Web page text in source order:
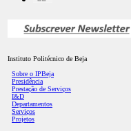
Instituto Politécnico de Beja
Sobre o IPBeja
Presidência
Prestação de Serviços
I&D
Departamentos
Serviços
Projetos